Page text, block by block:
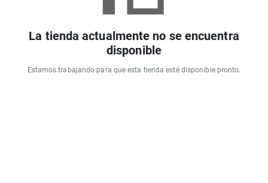
La tienda actualmente no se encuentra
disponible
Estamos trabajando para que esta tienda esté disponible pronto.